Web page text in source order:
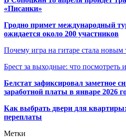
«Писанки»
Гродно примет международный
ожидается около 200 участников
Почему игра на гитаре стала новым
Брест за выходные: что посмотреть
Белстат зафиксировал заметное
заработной платы в январе 2026
Как выбрать двери для квартиры:
переплаты
Метки